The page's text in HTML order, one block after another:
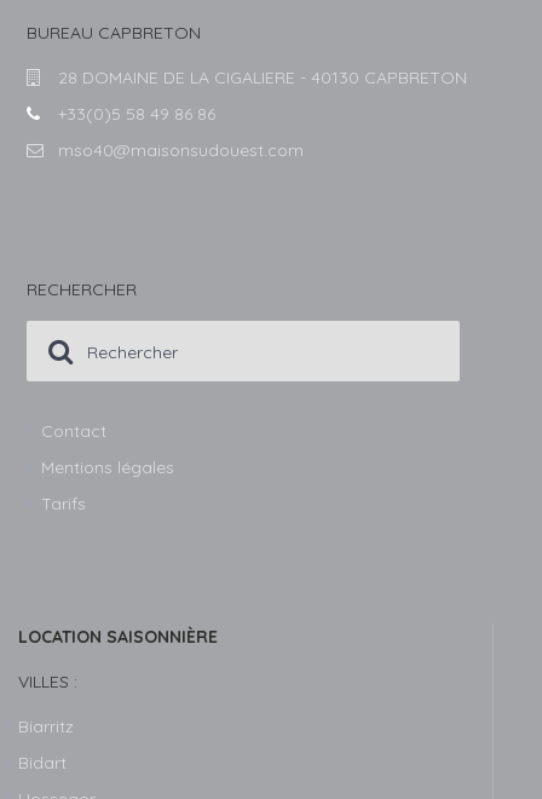
BUREAU CAPBRETON
28 DOMAINE DE LA CIGALIERE - 40130 CAPBRETON
+33(0)5 58 49 86 86
mso40@maisonsudouest.com
RECHERCHER
Contact
Mentions légales
Tarifs
LOCATION SAISONNIÈRE
VILLES :
Biarritz
Bidart